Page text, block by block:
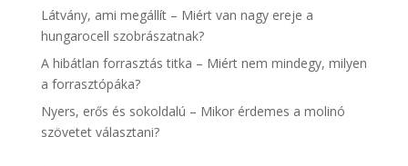
Látvány, ami megállít – Miért van nagy ereje a
hungarocell szobrászatnak?
A hibátlan forrasztás titka – Miért nem mindegy, milyen
a forrasztópáka?
Nyers, erős és sokoldalú – Mikor érdemes a molinó
szövetet választani?